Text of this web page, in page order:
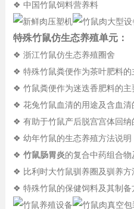
❖ 中国竹鼠饲料营养料
特殊竹鼠仿生态养殖单元：
❖ 浙江竹鼠仿生态养殖圈舍
❖ 特殊竹鼠粪便作为茶叶肥料的
❖ 竹鼠粪便作为迷迭香肥料的主
❖ 花兔竹鼠血清的用途及含血清
❖ 有助于竹鼠产后脱宫宫体回纳
❖ 幼年竹鼠的生态养殖方法说明
❖ 竹鼠肠胃炎的复合中药组合
❖ 比利时大竹鼠驯养圈及驯养方
❖ 特殊竹鼠的保健饲料及其制备